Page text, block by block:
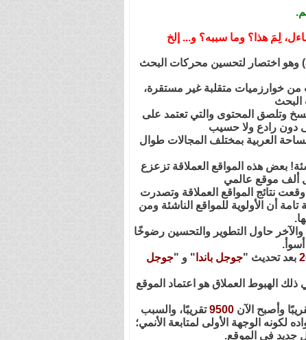
) وهو اختصار لتحسين محركات البحث
من خوارزميات متقلبة غير مستقرة،
البحث
وتلصق المحتوى والتي تعتمد على
دون رادع ولا حسيب
العربية بمختلف المجالات طوال
بعض هذه المواقع العملاقة تزعزع
موقع عالمي
نتائج المواقع العملاقة وتصدرت
أن الأولوية للمواقع الناشئة ومن
حاول التطوير والتحسين رضوخًا
بعد تحديث "جوجل باندا " و "جوجل
الهبوط العملاق هو اعتماد الموقع
وأصبح الآن9500 تقريبًا، والسبب
الوجهة الأولى لمتابعة الأنمي؛
جديد في الموقع.